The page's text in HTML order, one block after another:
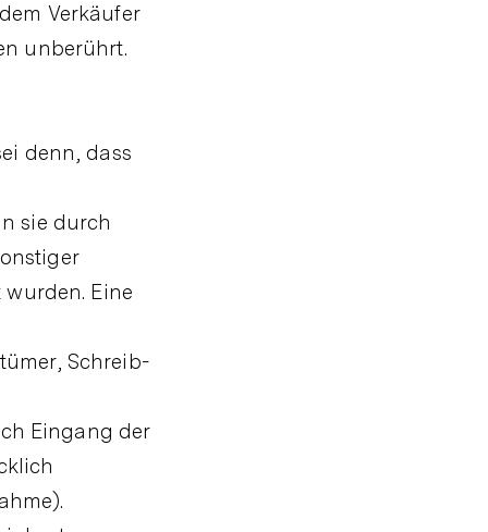
Verkäufer
unberührt.
denn, dass
sie durch
Eine
Schreib-
Eingang der